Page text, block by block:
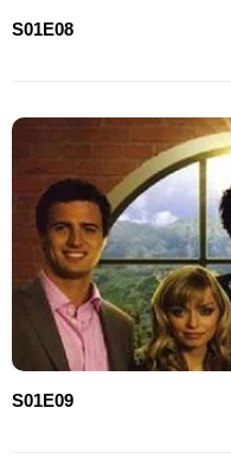
S01E08
S01E09